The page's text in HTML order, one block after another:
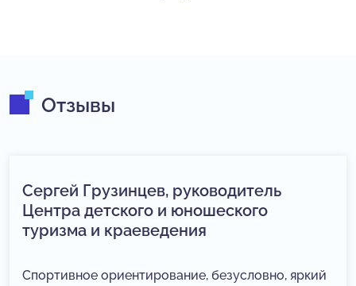
Отзывы
Сергей Грузинцев, руководитель
Центра детского и юношеского
туризма и краеведения
Спортивное ориентирование, безусловно, яркий